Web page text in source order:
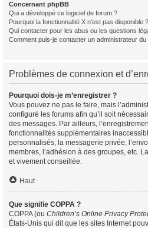
Concernant phpBB
Qui a développé ce logiciel de forum ?
Pourquoi la fonctionnalité X n’est pas disponible ?
Qui contacter pour les abus ou les questions
Comment puis-je contacter un administrateur du
Problèmes de connexion et
Pourquoi dois-je m’enregistrer ?
Vous pouvez ne pas le faire, mais
configuré les forums afin qu’il soit
des messages. Par ailleurs,
fonctionnalités supplémentaires
personnalisés, la messagerie privée,
membres, l’adhésion à des groupes, etc.
et vivement conseillée.
Haut
Que signifie COPPA ?
COPPA (ou Children’s Online Privacy
États-Unis qui dit que les sites Internet